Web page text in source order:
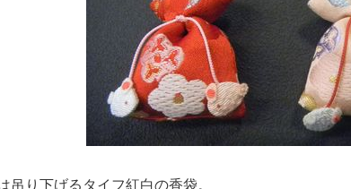
吊り下げるタイフ紅白の香袋。